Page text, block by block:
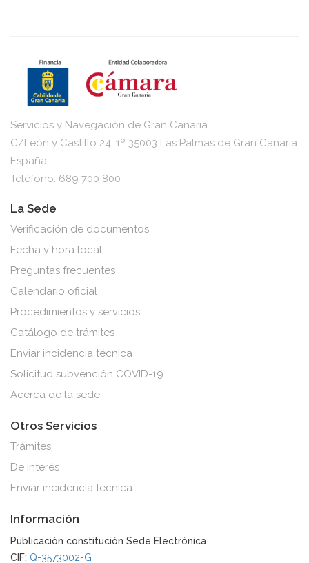
Servicios y Navegación de Gran Canaria
C/León y Castillo 24, 1º 35003 Las Palmas de Gran Canaria
España
Teléfono. 689 700 800
La Sede
Verificación de documentos
Fecha y hora local
Preguntas frecuentes
Calendario oficial
Procedimientos y servicios
Catálogo de trámites
Enviar incidencia técnica
Solicitud subvención COVID-19
Acerca de la sede
Otros Servicios
Trámites
De interés
Enviar incidencia técnica
Información
Publicación constitución Sede Electrónica
CIF: Q-3573002-G